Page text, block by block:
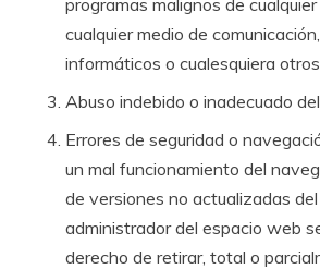
cualquier medio de
informáticos o cualesquiera otros.
Abuso indebido o inadecuado
Errores de seguridad o
un mal funcionamiento del
de versiones no actualizadas del
administrador del espacio web
derecho de retirar, total o